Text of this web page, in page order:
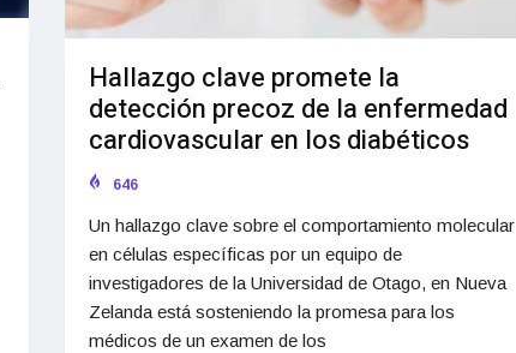
Hallazgo clave promete la
detección precoz de la enfermedad
cardiovascular en los diabéticos
646
Un hallazgo clave sobre el comportamiento molecular
en células específicas por un equipo de
investigadores de la Universidad de Otago, en Nueva
Zelanda está sosteniendo la promesa para los
médicos de un examen de los